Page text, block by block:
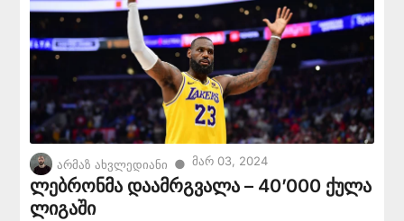
არმაზ ახვლედიანი ● Მარ 03, 2024
ლებრონმა დაამრგვალა – 40’000 ქულა
ლიგაში